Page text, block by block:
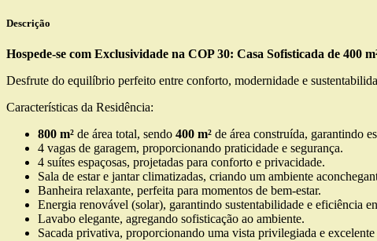
Descrição
Hospede-se com Exclusividade na COP 30: Casa Sofisticada de 400
Desfrute do equilíbrio perfeito entre conforto, modernidade e
Características da Residência:
800 m² de área total, sendo 400 m² de área construída, garantindo
4 vagas de garagem, proporcionando praticidade e segurança.
4 suítes espaçosas, projetadas para conforto e privacidade.
Sala de estar e jantar climatizadas, criando um ambiente
Banheira relaxante, perfeita para momentos de bem-estar.
Energia renovável (solar), garantindo sustentabilidade e eficiência
Lavabo elegante, agregando sofisticação ao ambiente.
Sacada privativa, proporcionando uma vista privilegiada e